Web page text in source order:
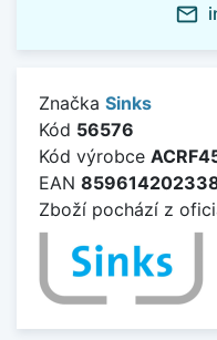
mail_outline
Značka Sinks
Kód 56576
Kód výrobce
EAN
Zboží pochází z